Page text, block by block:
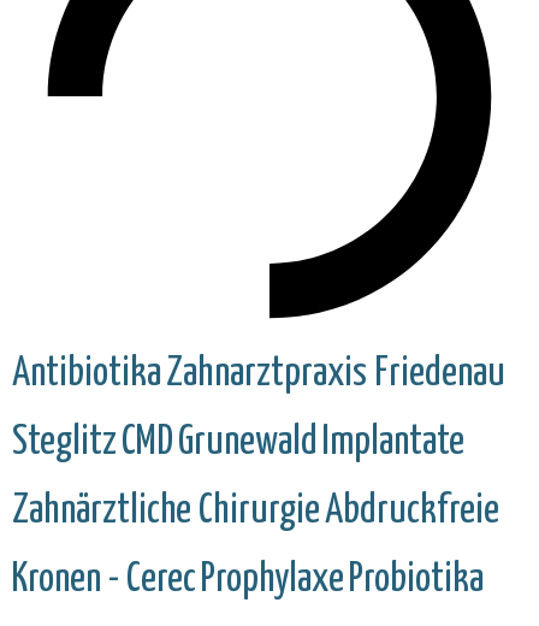
AntibiotikaZahnarztpraxis Friedenau
SteglitzCMDGrunewald Implantate
Zahnärztliche ChirurgieAbdruckfreie
Kronen - Cerec Prophylaxe Probiotika